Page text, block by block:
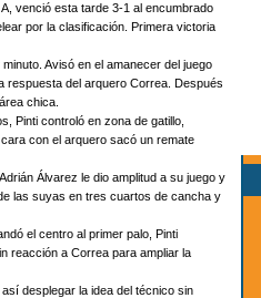
venció esta tarde 3-1 al encumbrado
por la clasificación. Primera victoria
Avisó en el amanecer del juego
respuesta del arquero Correa. Después
chica.
Pinti controló en zona de gatillo,
con el arquero sacó un remate
Álvarez le dio amplitud a su juego y
las suyas en tres cuartos de cancha y
el centro al primer palo, Pinti
reacción a Correa para ampliar la
desplegar la idea del técnico sin